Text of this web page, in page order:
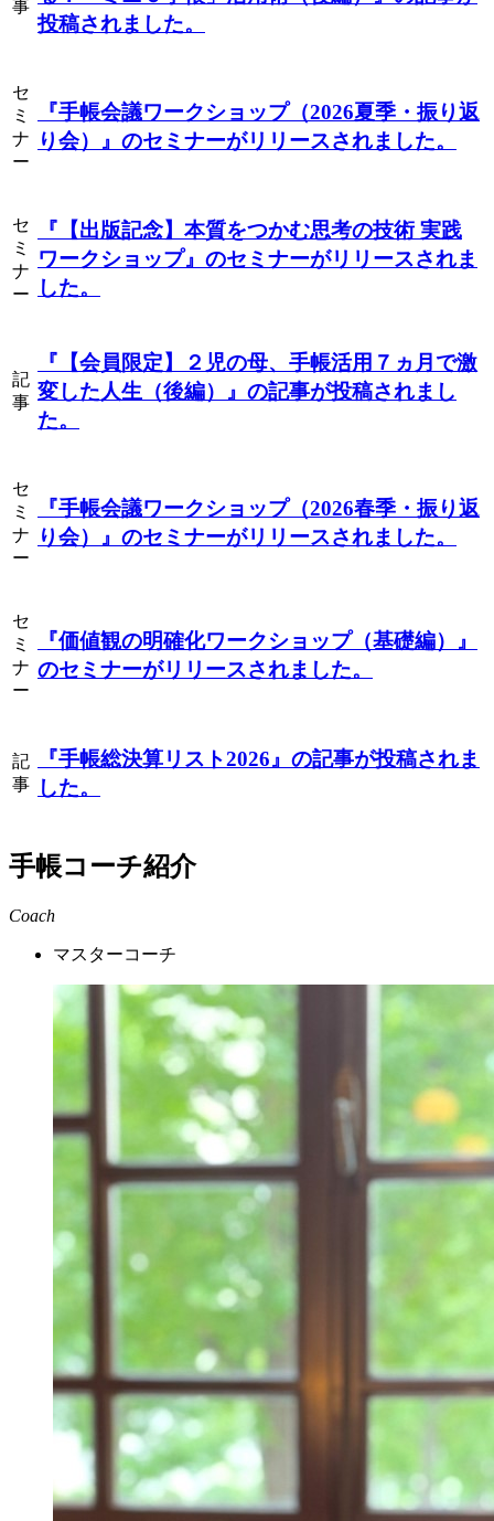
事
投稿されました。
セ
ミ
ナ
ー
『手帳会議ワークショップ（2026夏季・振り返
り会）』 のセミナーがリリースされました。
セ
ミ
ナ
ー
『【出版記念】本質をつかむ思考の技術 実践
ワークショップ』 のセミナーがリリースされま
した。
記
事
『【会員限定】２児の母、手帳活用７ヵ月で激
変した人生（後編）』 の記事が投稿されまし
た。
セ
ミ
ナ
ー
『手帳会議ワークショップ（2026春季・振り返
り会）』 のセミナーがリリースされました。
セ
ミ
ナ
ー
『価値観の明確化ワークショップ（基礎編）』
のセミナーがリリースされました。
記
事
『手帳総決算リスト2026』 の記事が投稿されま
した。
手帳コーチ紹介
Coach
マスターコーチ